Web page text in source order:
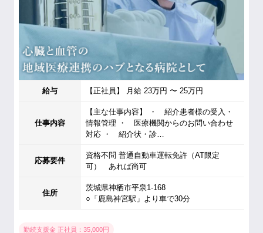
給与 【正社員】 月給 23万円 〜 25万円
仕事内容
【主な仕事内容】 ・ 紹介患者様の受入・
情報管理 ・ 医療機関からのお問い合わせ
対応 ・ 紹介状・診…
応募要件
資格不問 普通自動車運転免許（AT限定
可） あれば尚可
住所
茨城県神栖市平泉1-168
○「鹿島神宮駅」より車で30分
勤続支援金 正社員：35,000円